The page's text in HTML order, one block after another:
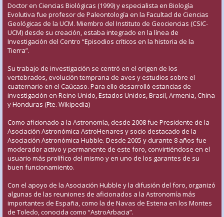
Doctor en Ciencias Biológicas (1999) y especialista en Biología
Evolutiva fue profesor de Paleontología en la Facultad de Ciencias
Geológicas de la UCM. Miembro del Instituto de Geociencias (CSIC-
UCM) desde su creación, estaba integrado en la línea de
Investigación del Centro “Episodios críticos en la historia de la
Tierra”.
Su trabajo de investigación se centró en el origen de los
vertebrados, evolución temprana de aves y estudios sobre el
cuaternario en el Caúcaso. Para ello desarrolló estancias de
investigación en Reino Unido, Estados Unidos, Brasil, Armenia, China
y Honduras (Fte. Wikipedia)
Como aficionado a la Astronomía, desde 2008 fue Presidente de la
Asociación Astronómica AstroHenares y socio destacado de la
Asociación Astronómica Hubble. Desde 2005 y durante 8 años fue
moderador activo y permanente de este foro, convirtiéndose en el
usuario más prolífico del mismo y en uno de los garantes de su
buen funcionamiento.
Con el apoyo de la Asociación Hubble y la difusión del foro, organizó
algunas de las reuniones de aficionados a la Astronomía más
importantes de España, como la de Navas de Estena en los Montes
de Toledo, conocida como “AstroArbacia”.